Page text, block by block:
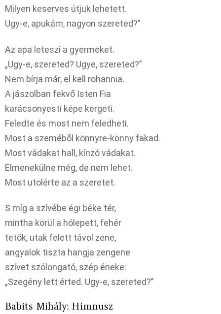
Milyen keserves útjuk lehetett.
Ugy-e, apukám, nagyon szereted?”
Az apa leteszi a gyermeket.
„Ugy-e, szereted? Ugye, szereted?”
Nem bírja már, el kell rohannia.
A jászolban fekvő Isten Fia
karácsonyesti képe kergeti.
Feledte és most nem feledheti.
Most a szeméből könnyre-könny fakad.
Most vádakat hall, kínzó vádakat.
Elmenekülne még, de nem lehet.
Most utolérte az a szeretet.
S míg a szívébe égi béke tér,
mintha körül a hólepett, fehér
tetők, utak felett távol zene,
angyalok tiszta hangja zengene
szívet szólongató, szép éneke:
„Szegény lett érted. Ugy-e, szereted?”
Babits Mihály: Himnusz